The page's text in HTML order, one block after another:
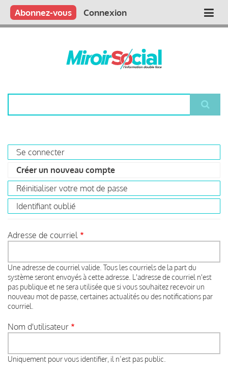
Aller
contenu
Main
Qui sommes nous ?
Vous publiez
Nous publions
Contactez-nous
Abonnez-vous Connexion
Primary
tabs
Se connecter
Créer un nouveau compte
actif)
Réinitialiser votre mot de passe
Identifiant oublié
Adresse de courriel
Une adresse de courriel valide. Tous les courriels de la part du
système seront envoyés à cette adresse. L'adresse de courriel n'est
pas publique et ne sera utilisée que si vous souhaitez recevoir un
nouveau mot de passe, certaines actualités ou des notifications par
courriel.
Nom d'utilisateur
Uniquement pour vous identifier, il n’est pas public.